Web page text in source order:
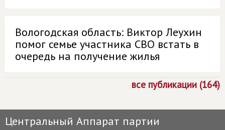
Вологодская область: Виктор Леухин
помог семье участника СВО встать в
очередь на получение жилья
все публикации (164)
Центральный Аппарат партии